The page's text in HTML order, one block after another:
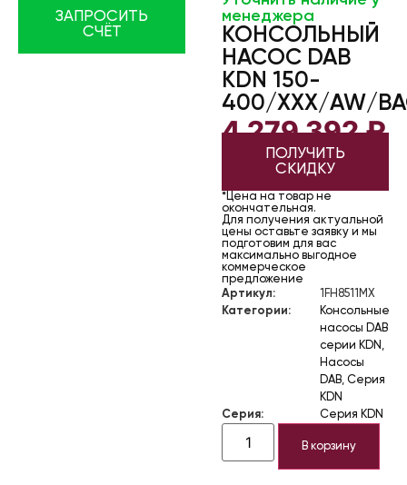
ЗАПРОСИТЬ
СЧЁТ
менеджера
КОНСОЛЬНЫЙ
НАСОС DAB
KDN 150-
400/XXX/AW/
4 279 392₽
ПОЛУЧИТЬ
СКИДКУ
*Цена на товар не
окончательная.
Для получения актуальной
цены оставьте заявку и мы
подготовим для вас
максимально выгодное
коммерческое
предложение
Артикул:
1FH8511MX
Категории:
Консольные
насосы DAB
серии KDN ,
Насосы
DAB, Серия
KDN
Серия:
Серия KDN
В корзину